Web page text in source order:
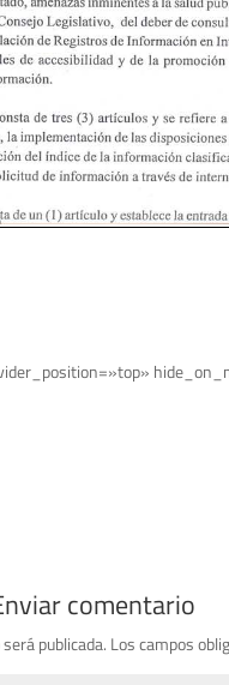
comentario
publicada. Los campos